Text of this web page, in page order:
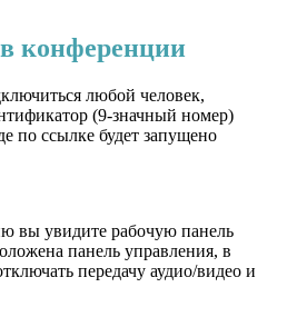
конференции
любой человек,
(9-значный номер)
по ссылке будет запущено
вы увидите рабочую панель
панель управления, в
передачу аудио/видео и